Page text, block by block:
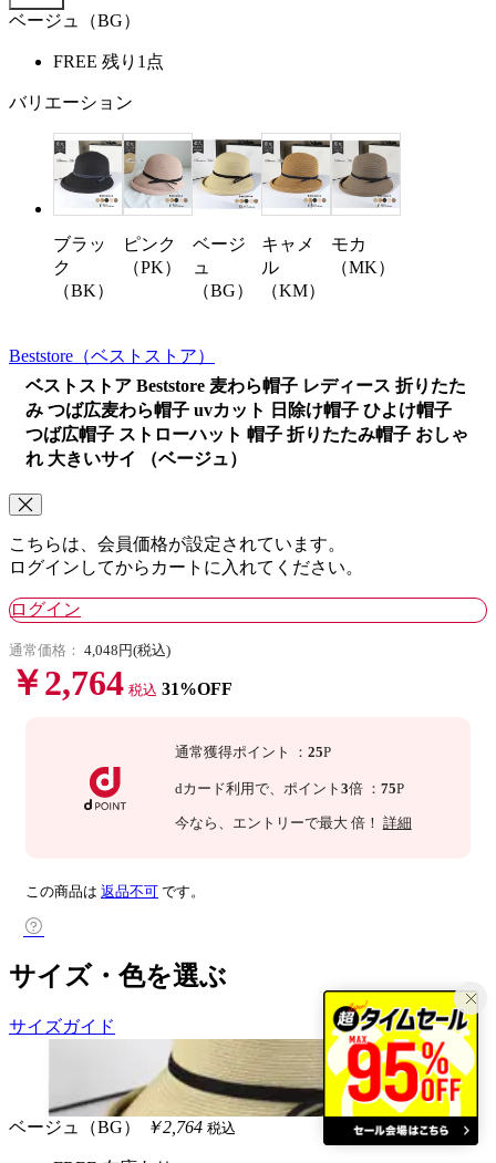
ベージュ（BG）
FREE 残り1点
バリエーション
ブラッ
ク
（BK）
ピンク
（PK）
ベージ
ュ
（BG）
キャメ
ル
（KM）
モカ
（MK）
Beststore （ベストストア）
ベストストア Beststore 麦わら帽子 レディース 折りたた
み つば広麦わら帽子 uvカット 日除け帽子 ひよけ帽子
つば広帽子 ストローハット 帽子 折りたたみ帽子 おしゃ
れ 大きいサイ （ベージュ）
こちらは、会員価格が設定されています。
ログインしてからカートに入れてください。
ログイン
通常価格： 4,048円(税込)
￥2,764 税込 31%OFF
通常獲得ポイント ： 25P
dカード利用で、 ポイント 3倍 ： 75P
今なら 、エントリーで最大 倍！ 詳細
この商品は 返品不可 です。
サイズ・色を選ぶ
サイズガイド
ベージュ（BG） ￥2,764 税込